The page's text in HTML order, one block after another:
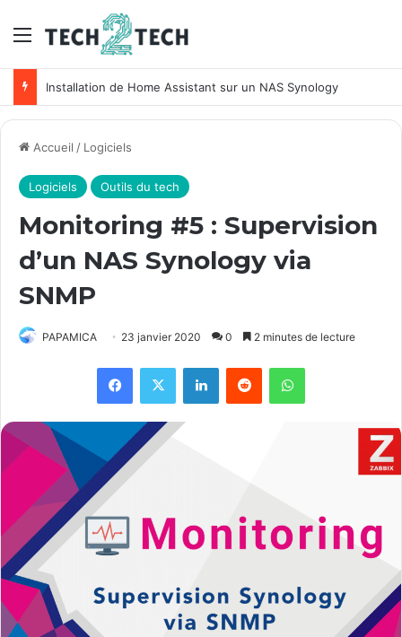
Menu
Installation de Home Assistant sur un NAS Synology
Accueil / Logiciels
Logiciels Outils du tech
Monitoring #5 : Supervision
d’un NAS Synology via
SNMP
PAPAMICA 23 janvier 2020 0 2 minutes de lecture
Facebook
X LinkedinReddit WhatsApp